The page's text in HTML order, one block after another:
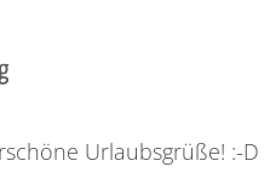
Urlaubsgrüße! :-D